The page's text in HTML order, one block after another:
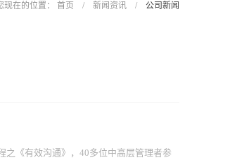
现在的位置： 首页 / 新闻资讯 / 公司新闻
之《有效沟通》，40多位中高层管理者参